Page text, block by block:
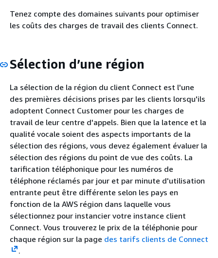
Tenez compte des domaines suivants pour optimiser
les coûts des charges de travail des clients Connect.
Sélection d’une région
La sélection de la région du client Connect est l'une
des premières décisions prises par les clients lorsqu'ils
adoptent Connect Customer pour les charges de
travail de leur centre d'appels. Bien que la latence et la
qualité vocale soient des aspects importants de la
sélection des régions, vous devez également évaluer la
sélection des régions du point de vue des coûts. La
tarification téléphonique pour les numéros de
téléphone réclamés par jour et par minute d'utilisation
entrante peut être différente selon les pays en
fonction de la AWS région dans laquelle vous
sélectionnez pour instancier votre instance client
Connect. Vous trouverez le prix de la téléphonie pour
chaque région sur la page des tarifs clients de Connect
.